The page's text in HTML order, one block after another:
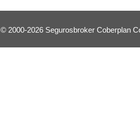
© 2000-2026 Segurosbroker Coberplan